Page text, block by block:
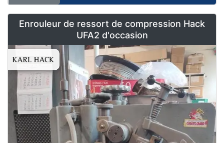
Enrouleur de ressort de compression Hack
UFA2 d'occasion